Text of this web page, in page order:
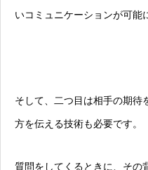
いコミュニケーションが可能
そして、二つ目は相手の期待
方を伝える技術も必要です。
質問をしてくるときに、その